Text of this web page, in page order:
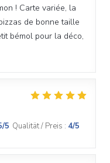
! Carte variée, la
de bonne taille
bémol pour la déco,
/5 Qualität / Preis : 4/5